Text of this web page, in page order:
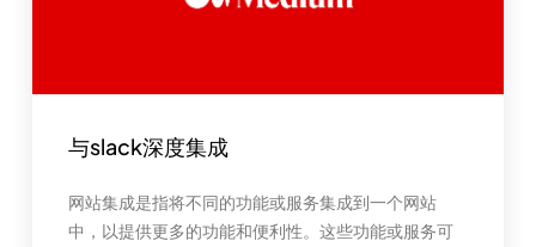
与slack深度集成
网站集成是指将不同的功能或服务集成到一个网站
中，以提供更多的功能和便利性。这些功能或服务可